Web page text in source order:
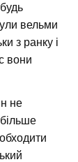
вельми
з ранку і
вони
не